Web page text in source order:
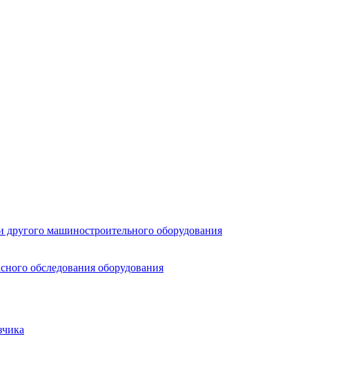
другого машиностроительного оборудования
обследования оборудования